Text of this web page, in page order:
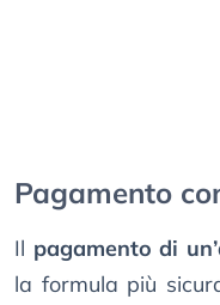
Pagamento
Il pagamento di
la formula più